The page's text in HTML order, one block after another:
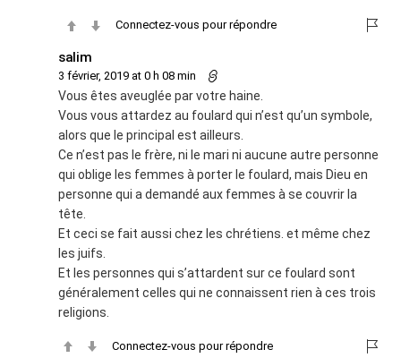
Connectez-vous pour répondre
salim
3 février, 2019 at 0 h 08 min
Vous êtes aveuglée par votre haine.
Vous vous attardez au foulard qui n’est qu’un symbole,
alors que le principal est ailleurs.
Ce n’est pas le frère, ni le mari ni aucune autre personne
qui oblige les femmes à porter le foulard, mais Dieu en
personne qui a demandé aux femmes à se couvrir la
tête.
Et ceci se fait aussi chez les chrétiens. et même chez
les juifs.
Et les personnes qui s’attardent sur ce foulard sont
généralement celles qui ne connaissent rien à ces trois
religions.
Connectez-vous pour répondre